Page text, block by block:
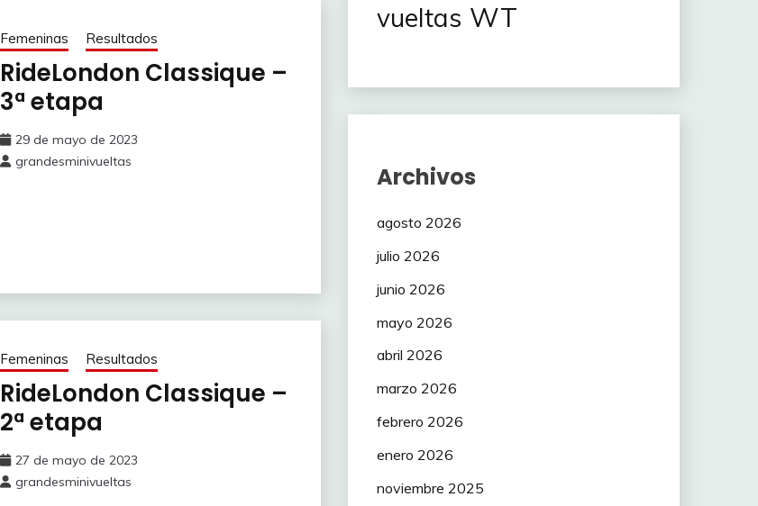
Femeninas Resultados
RideLondon Classique –
3ª etapa
29 de mayo de 2023
grandesminivueltas
Femeninas Resultados
RideLondon Classique –
2ª etapa
27 de mayo de 2023
grandesminivueltas
vueltas WT
Archivos
agosto 2026
julio 2026
junio 2026
mayo 2026
abril 2026
marzo 2026
febrero 2026
enero 2026
noviembre 2025